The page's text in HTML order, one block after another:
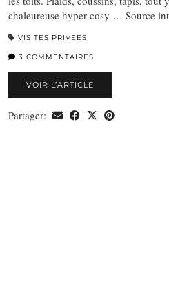
chaleureuse hyper cosy … Source
VISITES PRIVÉES
3 COMMENTAIRES
VOIR L’ARTICLE
Partager: